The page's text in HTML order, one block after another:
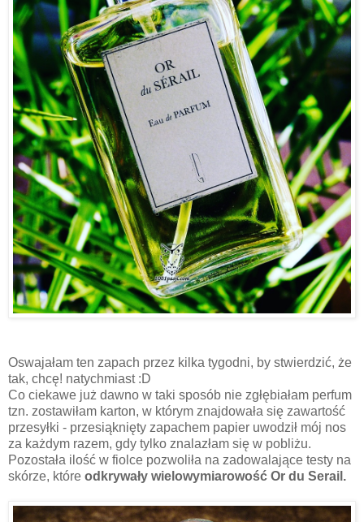
Oswajałam ten zapach przez kilka tygodni, by stwierdzić, że
tak, chcę! natychmiast :D
Co ciekawe już dawno w taki sposób nie zgłębiałam perfum
tzn. zostawiłam karton, w którym znajdowała się zawartość
przesyłki - przesiąknięty zapachem papier uwodził mój nos
za każdym razem, gdy tylko znalazłam się w pobliżu.
Pozostała ilość w fiolce pozwoliła na zadowalające testy na
skórze, które odkrywały wielowymiarowość Or du Serail.